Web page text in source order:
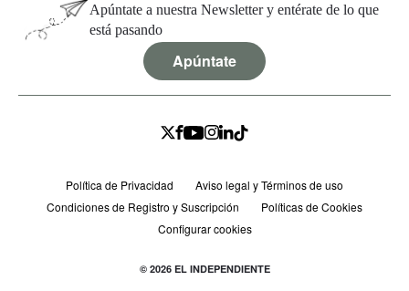
Apúntate a nuestra Newsletter y entérate de lo que
está pasando
Apúntate
Política de Privacidad
Aviso legal y Términos de uso
Condiciones de Registro y Suscripción
Políticas de Cookies
Configurar cookies
© 2026 EL INDEPENDIENTE